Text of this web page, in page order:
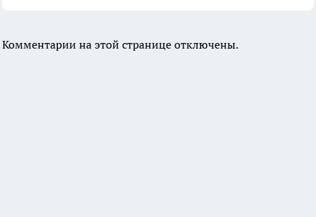
Комментарии на этой странице отключены.